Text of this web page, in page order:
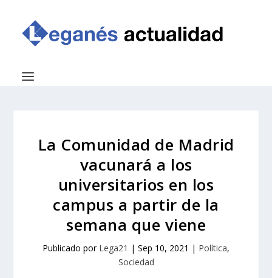
La Comunidad de Madrid
vacunará a los
universitarios en los
campus a partir de la
semana que viene
Publicado por Lega21 | Sep 10, 2021 | Política,
Sociedad